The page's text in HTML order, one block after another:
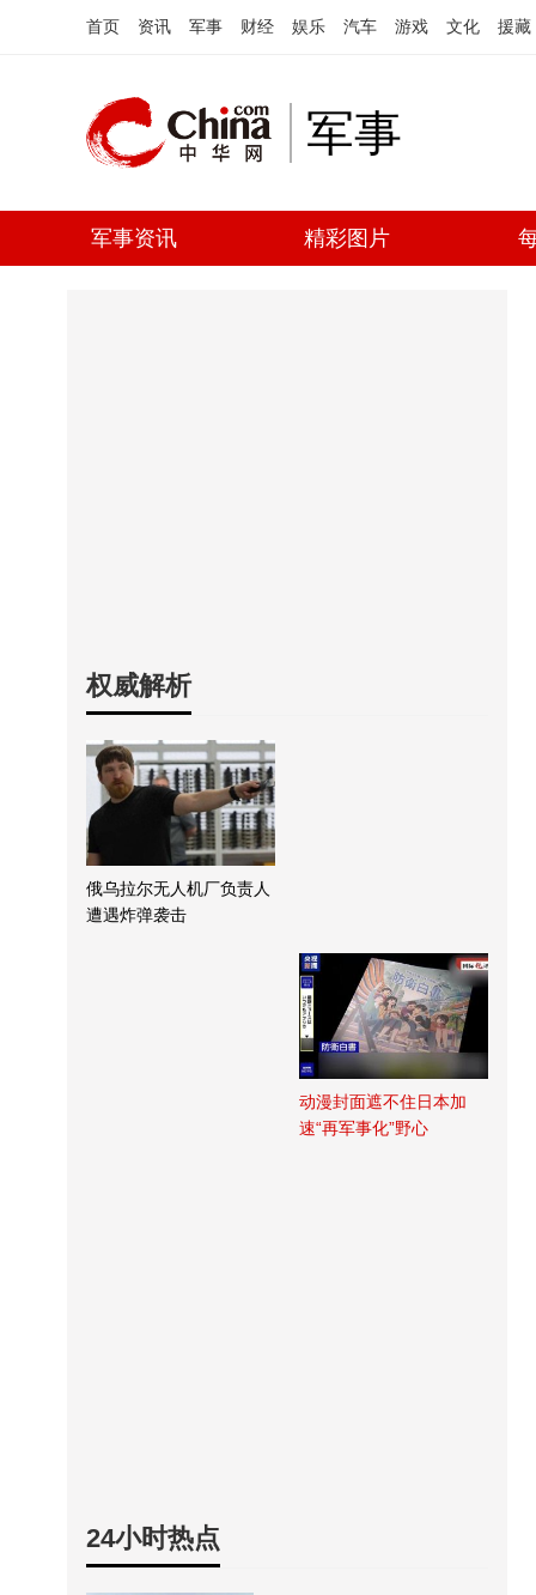
首页 资讯 军事 财经 娱乐 汽车 游戏 文化 援藏
军事
军事资讯 精彩图片
权威解析
俄乌拉尔无人机厂负责人
遭遇炸弹袭击
动漫封面遮不住日本加
速“再军事化”野心
24小时热点